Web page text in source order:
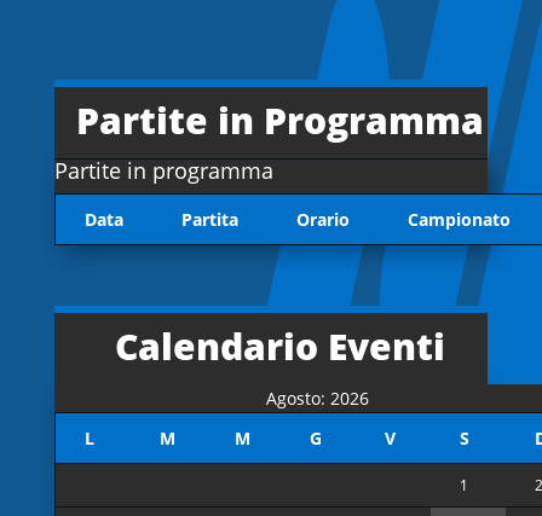
Partite in Programma
Partite in programma
Data Partita Orario Campionato
Calendario Eventi
Agosto: 2026
L
M M G V S
1 2